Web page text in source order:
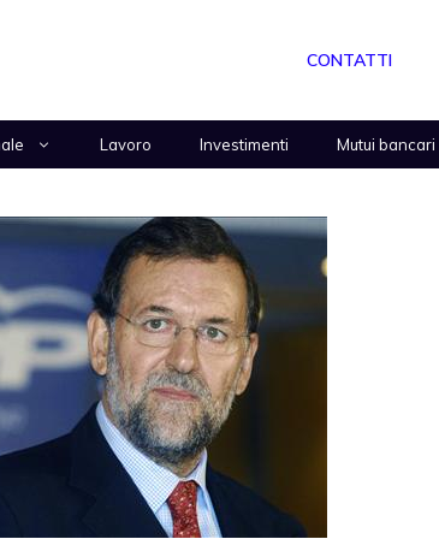
CONTATTI
Lavoro Investimenti Mutui bancari